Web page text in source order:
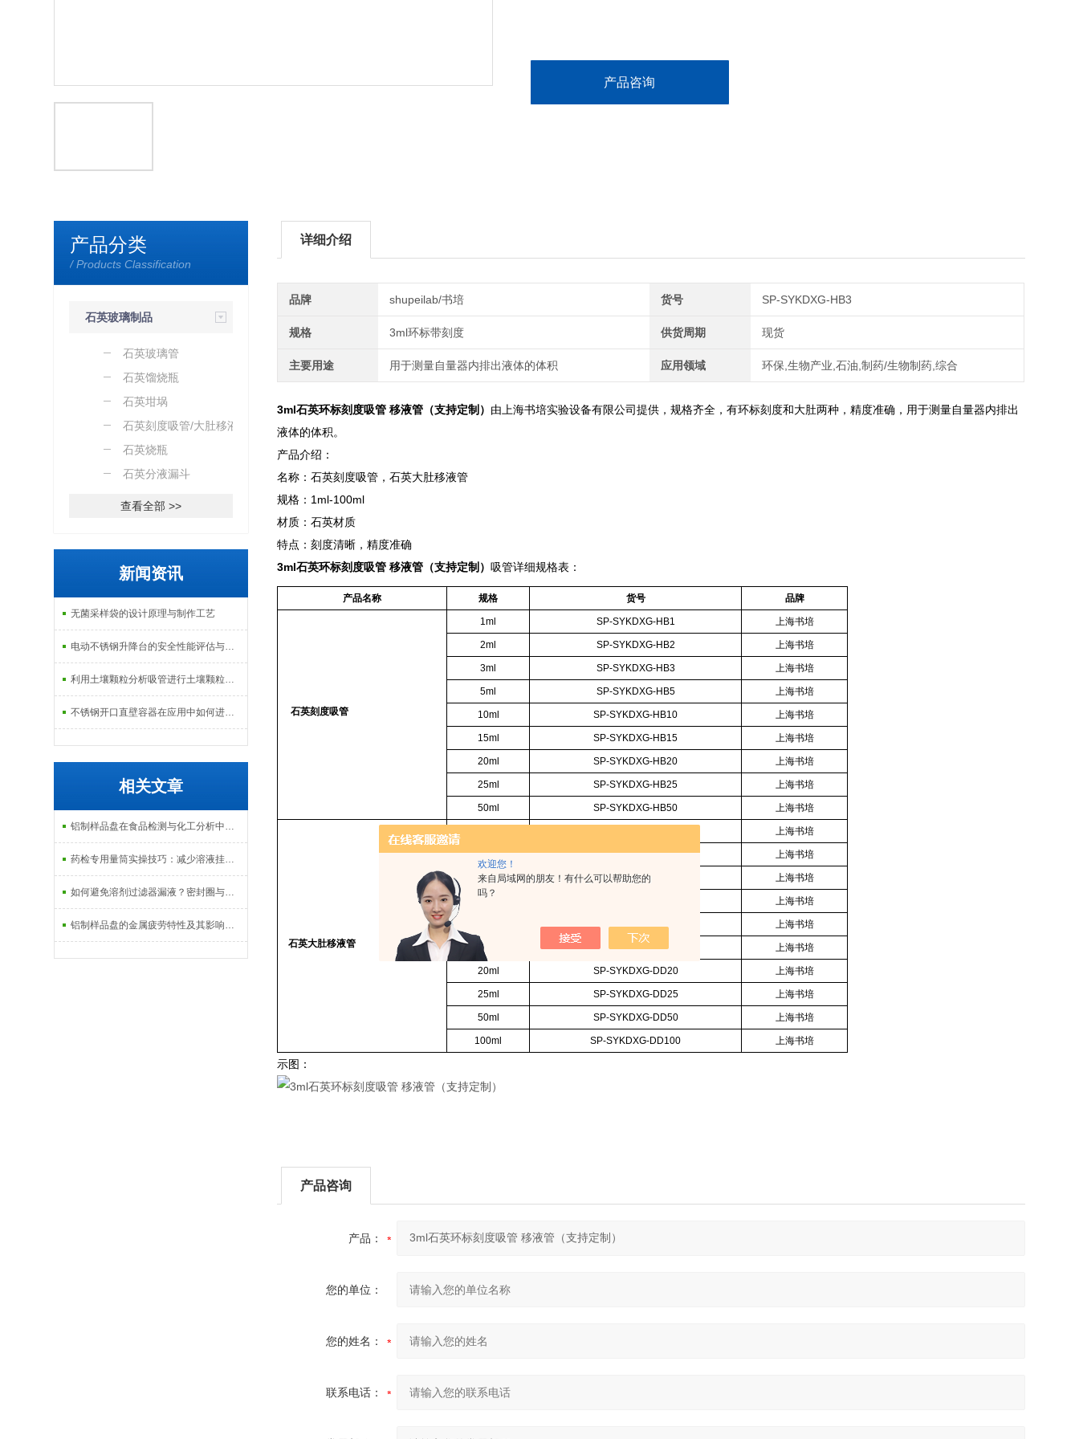
欢迎您！
来自局域网的朋友！有什么可以帮助您的
吗？
产品咨询
产品分类
/ Products Classification
石英玻璃制品
石英玻璃管
石英馏烧瓶
石英坩埚
石英刻度吸管/大肚移液管
石英烧瓶
石英分液漏斗
查看全部 >>
新闻资讯
无菌采样袋的设计原理与制作工艺
电动不锈钢升降台的安全性能评估与控制
利用土壤颗粒分析吸管进行土壤颗粒定量分析的研究
不锈钢开口直壁容器在应用中如何进行维护和保养？
相关文章
铝制样品盘在食品检测与化工分析中的应用揭秘
药检专用量筒实操技巧：减少溶液挂壁与读数误差的6个细节
如何避免溶剂过滤器漏液？密封圈与安装技巧
铝制样品盘的金属疲劳特性及其影响因素
详细介绍
品牌 shupeilab/书培 货号 SP-SYKDXG-HB3
规格 3ml环标带刻度 供货周期 现货
主要用途 用于测量自量器内排出液体的体积 应用领域 环保,生物产业,石油,制药/生物制药,综合
3ml石英环标刻度吸管 移液管（支持定制） 由上海书培实验设备有限公司提供，规格齐全，有环标刻度和大肚两种，精度准确，用于测量自量器内排出
液体的体积。
产品介绍：
名称：石英刻度吸管，石英大肚移液管
规格：1ml-100ml
材质：石英材质
特点：刻度清晰，精度准确
3ml石英环标刻度吸管 移液管（支持定制）吸管详细规格表：
产品名称 规格 货号 品牌
石英刻度吸管
1ml SP-SYKDXG-HB1 上海书培
2ml SP-SYKDXG-HB2 上海书培
3ml SP-SYKDXG-HB3 上海书培
5ml SP-SYKDXG-HB5 上海书培
10ml SP-SYKDXG-HB10 上海书培
15ml SP-SYKDXG-HB15 上海书培
20ml SP-SYKDXG-HB20 上海书培
25ml SP-SYKDXG-HB25 上海书培
50ml SP-SYKDXG-HB50 上海书培
石英大肚移液管
上海书培
2ml SP-SYKDXG-DD2 上海书培
3ml SP-SYKDXG-DD3 上海书培
5ml 上海书培
SP-SYKDXG-DD10 上海书培
15ml SP-SYKDXG-DD15 上海书培
20ml SP-SYKDXG-DD20 上海书培
25ml SP-SYKDXG-DD25 上海书培
50ml SP-SYKDXG-DD50 上海书培
100ml SP-SYKDXG-DD100 上海书培
示图：
产品咨询
产品：
您的单位：
您的姓名：
联系电话：